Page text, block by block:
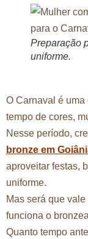
Preparação
uniforme.
O Carnaval é
tempo de cores,
Nesse período,
bronze em
aproveitar festas,
uniforme.
Mas será que
funciona o
Quanto tempo